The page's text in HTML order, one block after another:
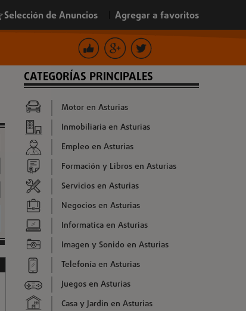
Selección de Anuncios Agregar a favoritos
CATEGORÍAS PRINCIPALES
Motor en Asturias
Inmobiliaria en Asturias
Empleo en Asturias
Formación y Libros en Asturias
Servicios en Asturias
Negocios en Asturias
Informatica en Asturias
Imagen y Sonido en Asturias
Telefonía en Asturias
Juegos en Asturias
Casa y Jardin en Asturias